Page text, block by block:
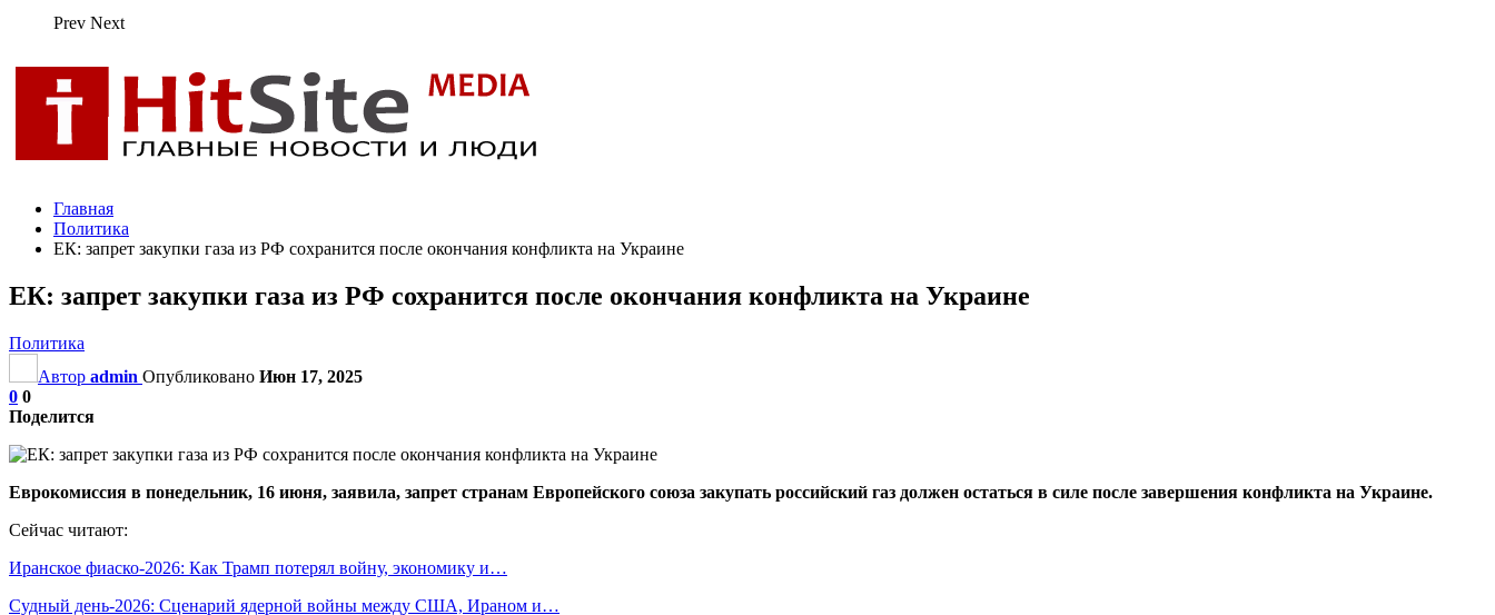
Prev Next
Главная
Политика
ЕК: запрет закупки газа из РФ сохранится после окончания конфликта на Украине
ЕК: запрет закупки газа из РФ сохранится после окончания конфликта на Украине
Политика
Автор admin Опубликовано Июн 17, 2025
0 0
Поделится
Еврокомиссия в понедельник, 16 июня, заявила, запрет странам Европейского союза закупать российский газ должен остаться в силе после завершения конфликта на Украине.
Сейчас читают:
Иранское фиаско-2026: Как Трамп потерял войну, экономику и…
Судный день-2026: Сценарий ядерной войны между США, Ираном и…